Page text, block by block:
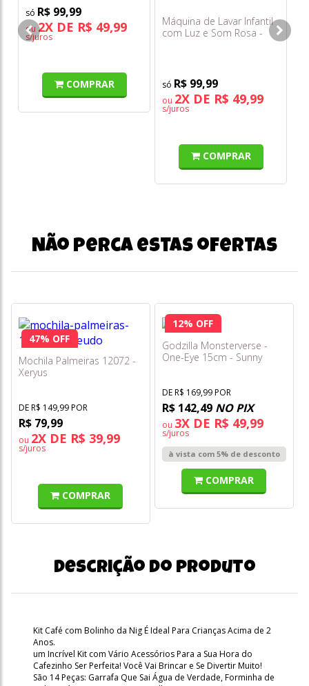
R$ 99,99
ou 2X DE R$ 49,99
s/juros
COMPRAR
Máquina de Lavar Infantil
com Luz e Som Rosa -
R$ 99,99
ou 2X DE R$ 49,99
s/juros
COMPRAR
Não perca estas ofertas
47% OFF
Mochila Palmeiras 12072 -
Xeryus
DE R$ 149,99 POR
R$ 79,99
ou 2X DE R$ 39,99
s/juros
COMPRAR
12% OFF
Godzilla Monsterverse -
One-Eye 15cm - Sunny
DE R$ 169,99 POR
R$ 142,49 NO PIX
ou 3X DE R$ 49,99
s/juros
à vista com 5% de desconto
COMPRAR
Descrição do produto
Kit Café com Bolinho da Nig É Ideal Para Crianças Acima de 2
Anos.
um Incrível Kit com Vário Acessórios Para a Sua Hora do
Cafezinho Ser Perfeita! Você Vai Brincar e Se Divertir Muito!
São 14 Peças: Garrafa Que Sai Água de Verdade, Forminha de